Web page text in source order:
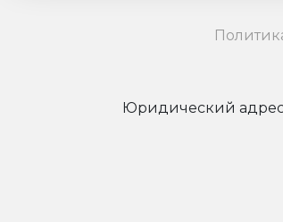
Юридический адрес: